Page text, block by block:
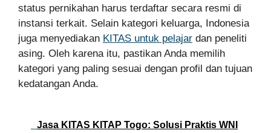
status pernikahan harus terdaftar secara resmi di
instansi terkait. Selain kategori keluarga, Indonesia
juga menyediakan KITAS untuk pelajar dan peneliti
asing. Oleh karena itu, pastikan Anda memilih
kategori yang paling sesuai dengan profil dan tujuan
kedatangan Anda.
Jasa KITAS KITAP Togo: Solusi Praktis WNI